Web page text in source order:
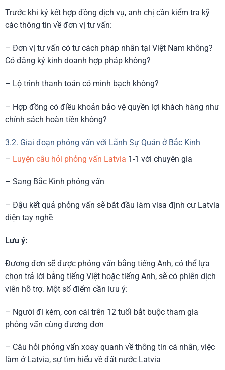
Trước khi ký kết hợp đồng dịch vụ, anh chị cần kiểm tra kỹ
các thông tin về đơn vị tư vấn:
– Đơn vị tư vấn có tư cách pháp nhân tại Việt Nam không?
Có đăng ký kinh doanh hợp pháp không?
– Lộ trình thanh toán có minh bạch không?
– Hợp đồng có điều khoản bảo vệ quyền lợi khách hàng như
chính sách hoàn tiền không?
3.2. Giai đoạn phỏng vấn với Lãnh Sự Quán ở Bắc Kinh
– Luyện câu hỏi phỏng vấn Latvia 1-1 với chuyên gia
– Sang Bắc Kinh phỏng vấn
– Đậu kết quả phỏng vấn sẽ bắt đầu làm visa định cư Latvia
diện tay nghề
Lưu ý:
Đương đơn sẽ được phỏng vấn bằng tiếng Anh, có thể lựa
chọn trả lời bằng tiếng Việt hoặc tiếng Anh, sẽ có phiên dịch
viên hỗ trợ. Một số điểm cần lưu ý:
– Người đi kèm, con cái trên 12 tuổi bắt buộc tham gia
phỏng vấn cùng đương đơn
– Câu hỏi phỏng vấn xoay quanh về thông tin cá nhân, việc
làm ở Latvia, sự tìm hiểu về đất nước Latvia